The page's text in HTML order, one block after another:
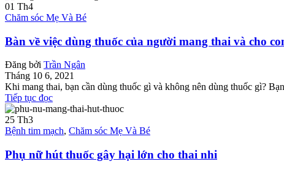
01 Th4
Chăm sóc Mẹ Và Bé
Bàn về việc dùng thuốc của người mang thai và cho
Đăng bởi Trần Ngân
Tháng 10 6, 2021
Khi mang thai, bạn cần dùng thuốc gì và không nên dùng thuốc gì?
Tiếp tục đọc
25 Th3
Bệnh tim mạch, Chăm sóc Mẹ Và Bé
Phụ nữ hút thuốc gây hại lớn cho thai nhi